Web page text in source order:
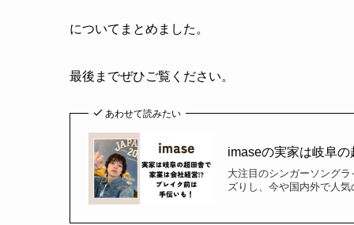
についてまとめました。
最後までぜひご覧ください。
あわせて読みたい
imaseの実家は岐阜
大注目のシンガーソング
ズりし、今や国内外で人